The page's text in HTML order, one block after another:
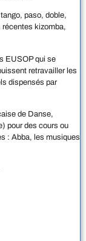
paso, doble,
kizomba,
EUSOP qui se
retravailler les
dispensés par
de Danse,
pour des cours ou
: Abba, les musiques